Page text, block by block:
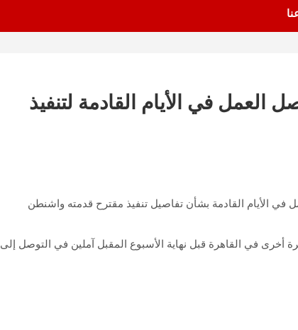
في الأيام القادمة لتنفيذ
الأيام القادمة بشأن تفاصيل تنفيذ مقترح قدمته واشنطن
أخرى في القاهرة قبل نهاية الأسبوع المقبل آملين في التوصل إلى